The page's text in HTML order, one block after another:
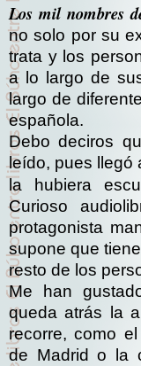
Los mil nombres
no solo por su
trata y los
a lo largo de
largo de
española.
Debo deciros
leído, pues llegó
la hubiera
Curioso
protagonista
supone que
resto de los
Me han
queda atrás la
recorre, como
de Madrid o la